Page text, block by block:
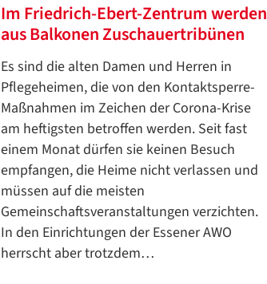
Im Friedrich-Ebert-Zentrum werden
aus Balkonen Zuschauertribünen
Es sind die alten Damen und Herren in
Pflegeheimen, die von den Kontaktsperre-
Maßnahmen im Zeichen der Corona-Krise
am heftigsten betroffen werden. Seit fast
einem Monat dürfen sie keinen Besuch
empfangen, die Heime nicht verlassen und
müssen auf die meisten
Gemeinschaftsveranstaltungen verzichten.
In den Einrichtungen der Essener AWO
herrscht aber trotzdem…